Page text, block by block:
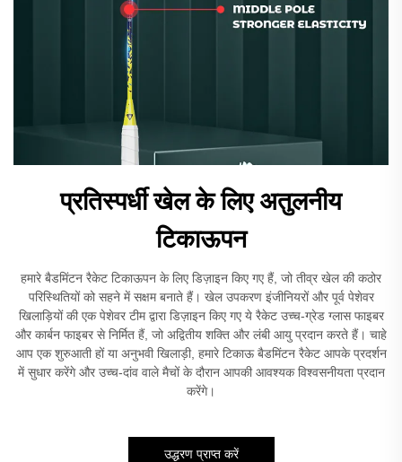
प्रतिस्पर्धी खेल के लिए अतुलनीय
टिकाऊपन
हमारे बैडमिंटन रैकेट टिकाऊपन के लिए डिज़ाइन किए गए हैं, जो तीव्र खेल की कठोर
परिस्थितियों को सहने में सक्षम बनाते हैं। खेल उपकरण इंजीनियरों और पूर्व पेशेवर
खिलाड़ियों की एक पेशेवर टीम द्वारा डिज़ाइन किए गए ये रैकेट उच्च-ग्रेड ग्लास फाइबर
और कार्बन फाइबर से निर्मित हैं, जो अद्वितीय शक्ति और लंबी आयु प्रदान करते हैं। चाहे
आप एक शुरुआती हों या अनुभवी खिलाड़ी, हमारे टिकाऊ बैडमिंटन रैकेट आपके प्रदर्शन
में सुधार करेंगे और उच्च-दांव वाले मैचों के दौरान आपकी आवश्यक विश्वसनीयता प्रदान
करेंगे।
उद्धरण प्राप्त करें